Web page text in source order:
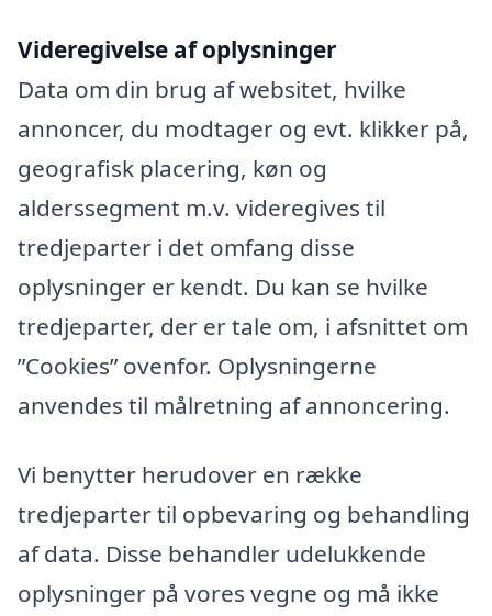
Videregivelse af oplysninger
Data om din brug af websitet, hvilke
annoncer, du modtager og evt. klikker på,
geografisk placering, køn og
alderssegment m.v. videregives til
tredjeparter i det omfang disse
oplysninger er kendt. Du kan se hvilke
tredjeparter, der er tale om, i afsnittet om
”Cookies” ovenfor. Oplysningerne
anvendes til målretning af annoncering.
Vi benytter herudover en række
tredjeparter til opbevaring og behandling
af data. Disse behandler udelukkende
oplysninger på vores vegne og må ikke